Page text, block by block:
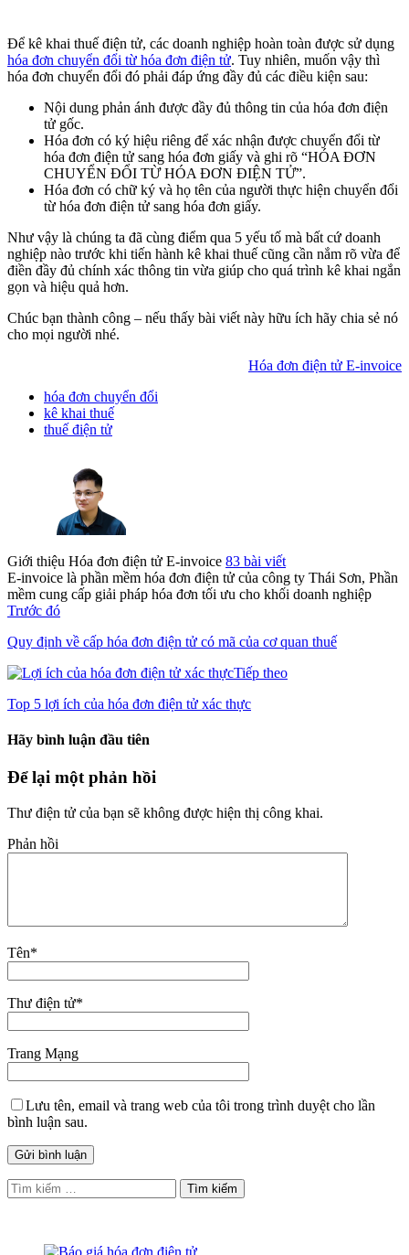
Để kê khai thuế điện tử, các doanh nghiệp hoàn toàn được sử dụng
hóa đơn chuyển đổi từ hóa đơn điện tử. Tuy nhiên, muốn vậy thì
hóa đơn chuyển đổi đó phải đáp ứng đầy đủ các điều kiện sau:
Nội dung phản ánh được đầy đủ thông tin của hóa đơn điện
tử gốc.
Hóa đơn có ký hiệu riêng để xác nhận được chuyển đổi từ
hóa đơn điện tử sang hóa đơn giấy và ghi rõ “HÓA ĐƠN
CHUYỂN ĐỔI TỪ HÓA ĐƠN ĐIỆN TỬ”.
Hóa đơn có chữ ký và họ tên của người thực hiện chuyển đổi
từ hóa đơn điện tử sang hóa đơn giấy.
Như vậy là chúng ta đã cùng điểm qua 5 yếu tố mà bất cứ doanh
nghiệp nào trước khi tiến hành kê khai thuế cũng cần nắm rõ vừa để
điền đầy đủ chính xác thông tin vừa giúp cho quá trình kê khai ngắn
gọn và hiệu quả hơn.
Chúc bạn thành công – nếu thấy bài viết này hữu ích hãy chia sẻ nó
cho mọi người nhé.
Hóa đơn điện tử E-invoice
hóa đơn chuyển đổi
kê khai thuế
thuế điện tử
Giới thiệu Hóa đơn điện tử E-invoice 83 bài viết
E-invoice là phần mềm hóa đơn điện tử của công ty Thái Sơn, Phần
mềm cung cấp giải pháp hóa đơn tối ưu cho khối doanh nghiệp
Trước đó
Quy định về cấp hóa đơn điện tử có mã của cơ quan thuế
Tiếp theo
Top 5 lợi ích của hóa đơn điện tử xác thực
Hãy bình luận đầu tiên
Để lại một phản hồi
Thư điện tử của bạn sẽ không được hiện thị công khai.
Phản hồi
Tên*
Thư điện tử*
Trang Mạng
Lưu tên, email và trang web của tôi trong trình duyệt cho lần
bình luận sau.
Tìm
kiếm